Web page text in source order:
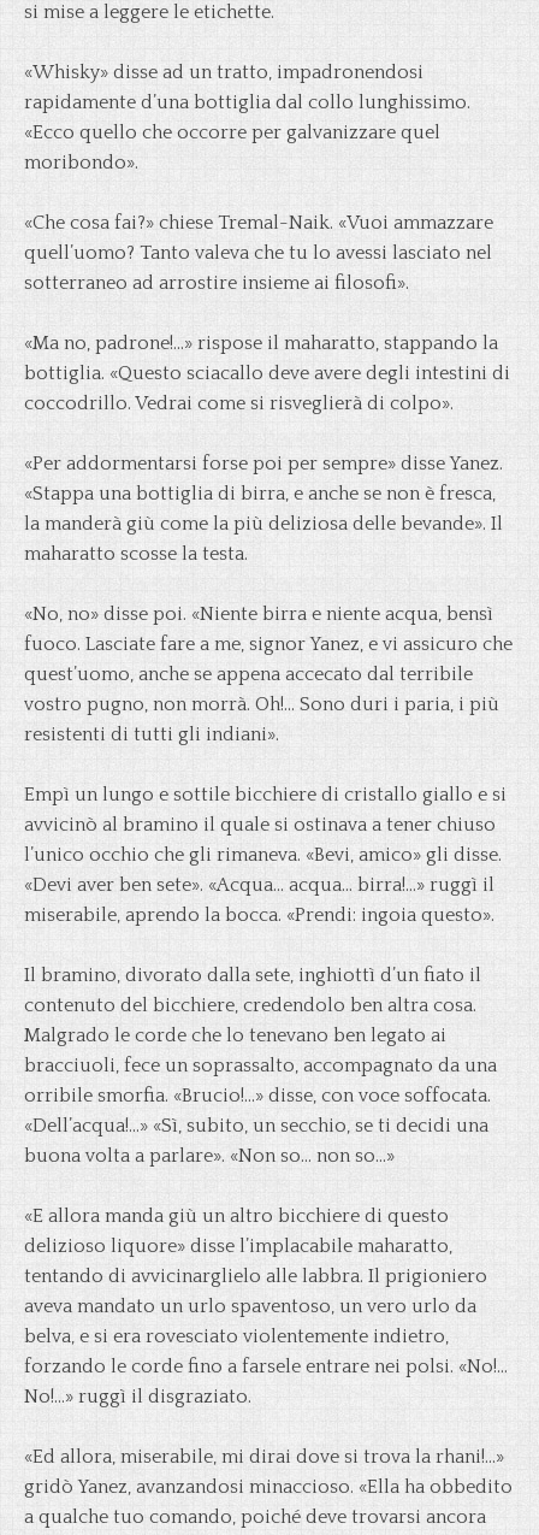
si mise a leggere le etichette.
«Whisky» disse ad un tratto, impadronendosi
rapidamente d’una bottiglia dal collo lunghissimo.
«Ecco quello che occorre per galvanizzare quel
moribondo».
«Che cosa fai?» chiese Tremal-Naik. «Vuoi ammazzare
quell’uomo? Tanto valeva che tu lo avessi lasciato nel
sotterraneo ad arrostire insieme ai filosofi».
«Ma no, padrone!…» rispose il maharatto, stappando la
bottiglia. «Questo sciacallo deve avere degli intestini di
coccodrillo. Vedrai come si risveglierà di colpo».
«Per addormentarsi forse poi per sempre» disse Yanez.
«Stappa una bottiglia di birra, e anche se non è fresca,
la manderà giù come la più deliziosa delle bevande». Il
maharatto scosse la testa.
«No, no» disse poi. «Niente birra e niente acqua, bensì
fuoco. Lasciate fare a me, signor Yanez, e vi assicuro che
quest’uomo, anche se appena accecato dal terribile
vostro pugno, non morrà. Oh!… Sono duri i paria, i più
resistenti di tutti gli indiani».
Empì un lungo e sottile bicchiere di cristallo giallo e si
avvicinò al bramino il quale si ostinava a tener chiuso
l’unico occhio che gli rimaneva. «Bevi, amico» gli disse.
«Devi aver ben sete». «Acqua… acqua… birra!…» ruggì il
miserabile, aprendo la bocca. «Prendi: ingoia questo».
Il bramino, divorato dalla sete, inghiottì d’un fiato il
contenuto del bicchiere, credendolo ben altra cosa.
Malgrado le corde che lo tenevano ben legato ai
bracciuoli, fece un soprassalto, accompagnato da una
orribile smorfia. «Brucio!…» disse, con voce soffocata.
«Dell’acqua!…» «Sì, subito, un secchio, se ti decidi una
buona volta a parlare». «Non so… non so…»
«E allora manda giù un altro bicchiere di questo
delizioso liquore» disse l’implacabile maharatto,
tentando di avvicinarglielo alle labbra. Il prigioniero
aveva mandato un urlo spaventoso, un vero urlo da
belva, e si era rovesciato violentemente indietro,
forzando le corde fino a farsele entrare nei polsi. «No!…
No!…» ruggì il disgraziato.
«Ed allora, miserabile, mi dirai dove si trova la rhani!…»
gridò Yanez, avanzandosi minaccioso. «Ella ha obbedito
a qualche tuo comando, poiché deve trovarsi ancora